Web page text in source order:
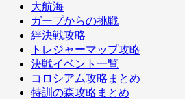
大航海
ガープからの挑戦
絆決戦攻略
トレジャーマップ攻略
決戦イベント一覧
コロシアム攻略まとめ
特訓の森攻略まとめ